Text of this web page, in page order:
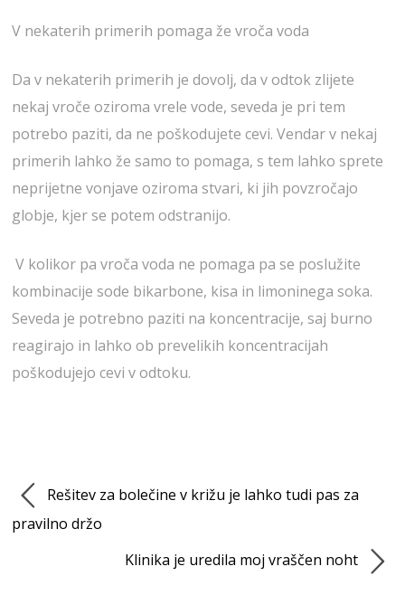
V nekaterih primerih pomaga že vroča voda
Da v nekaterih primerih je dovolj, da v odtok zlijete
nekaj vroče oziroma vrele vode, seveda je pri tem
potrebo paziti, da ne poškodujete cevi. Vendar v nekaj
primerih lahko že samo to pomaga, s tem lahko sprete
neprijetne vonjave oziroma stvari, ki jih povzročajo
globje, kjer se potem odstranijo.
V kolikor pa vroča voda ne pomaga pa se poslužite
kombinacije sode bikarbone, kisa in limoninega soka.
Seveda je potrebno paziti na koncentracije, saj burno
reagirajo in lahko ob prevelikih koncentracijah
poškodujejo cevi v odtoku.
Rešitev za bolečine v križu je lahko tudi pas za
pravilno držo
Klinika je uredila moj vraščen noht